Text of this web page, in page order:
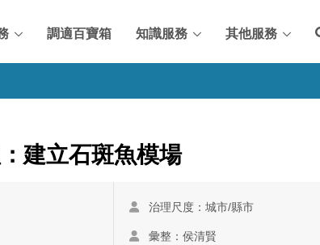
調適百寶箱 知識服務 其他服務
建立石斑魚模場
治理尺度：城市/縣市
彙整：侯清賢